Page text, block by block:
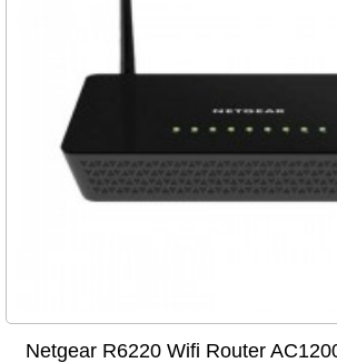
Netgear R6220 Wifi Router